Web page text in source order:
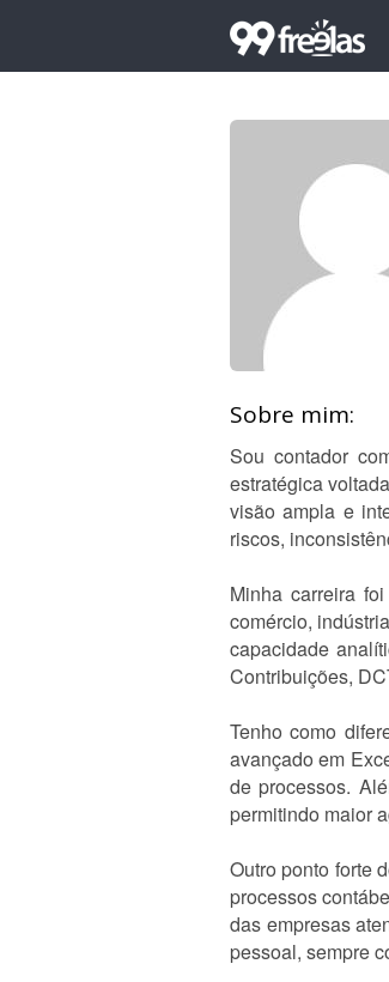
Sobre mim:
Sou contador
estratégica
visão ampla e
riscos,
Minha carreira
comércio,
capacidade
Contribuições,
Tenho como
avançado em
de processos.
permitindo maior
Outro ponto forte
processos
das empresas
pessoal, sempre